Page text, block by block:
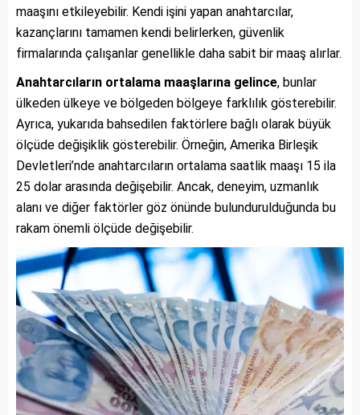
maaşını etkileyebilir. Kendi işini yapan anahtarcılar,
kazançlarını tamamen kendi belirlerken, güvenlik
firmalarında çalışanlar genellikle daha sabit bir maaş alırlar.
Anahtarcıların ortalama maaşlarına gelince, bunlar
ülkeden ülkeye ve bölgeden bölgeye farklılık gösterebilir.
Ayrıca, yukarıda bahsedilen faktörlere bağlı olarak büyük
ölçüde değişiklik gösterebilir. Örneğin, Amerika Birleşik
Devletleri’nde anahtarcıların ortalama saatlik maaşı 15 ila
25 dolar arasında değişebilir. Ancak, deneyim, uzmanlık
alanı ve diğer faktörler göz önünde bulundurulduğunda bu
rakam önemli ölçüde değişebilir.